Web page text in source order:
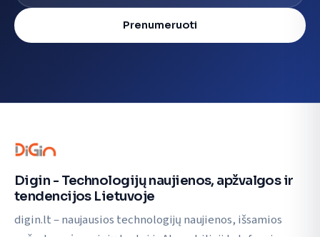
Prenumeruoti
Digin - Technologijų naujienos, apžvalgos ir
tendencijos Lietuvoje
digin.lt – naujausios technologijų naujienos, išsamios